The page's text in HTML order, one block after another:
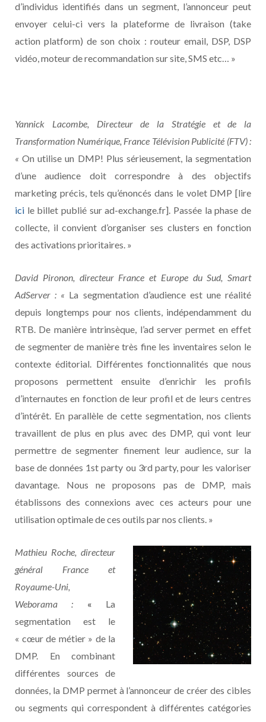
d’individus identifiés dans un segment, l’annonceur peut
envoyer celui-ci vers la plateforme de livraison (take
action platform) de son choix : routeur email, DSP, DSP
vidéo, moteur de recommandation sur site, SMS etc… »
Yannick Lacombe, Directeur de la Stratégie et de la
Transformation Numérique, France Télévision Publicité (FTV) :
«On utilise un DMP! Plus sérieusement, la segmentation
d’une audience doit correspondre à des objectifs
marketing précis, tels qu’énoncés dans le volet DMP [lire
ici le billet publié sur ad-exchange.fr]. Passée la phase de
collecte, il convient d’organiser ses clusters en fonction
des activations prioritaires. »
David Pironon, directeur France et Europe du Sud, Smart
AdServer : « La segmentation d’audience est une réalité
depuis longtemps pour nos clients, indépendamment du
RTB. De manière intrinsèque, l’ad server permet en effet
de segmenter de manière très fine les inventaires selon le
contexte éditorial. Différentes fonctionnalités que nous
proposons permettent ensuite d’enrichir les profils
d’internautes en fonction de leur profil et de leurs centres
d’intérêt. En parallèle de cette segmentation, nos clients
travaillent de plus en plus avec des DMP, qui vont leur
permettre de segmenter finement leur audience, sur la
base de données 1st party ou 3rd party, pour les valoriser
davantage. Nous ne proposons pas de DMP, mais
établissons des connexions avec ces acteurs pour une
utilisation optimale de ces outils par nos clients. »
Mathieu Roche, directeur
général France et
Royaume-Uni,
Weborama : « La
segmentation est le
« cœur de métier » de la
DMP. En combinant
différentes sources de
données, la DMP permet à l’annonceur de créer des cibles
ou segments qui correspondent à différentes catégories